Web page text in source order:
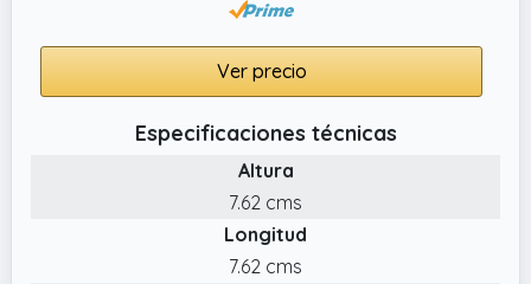
Ver precio
Especificaciones técnicas
Altura
7.62 cms
Longitud
7.62 cms